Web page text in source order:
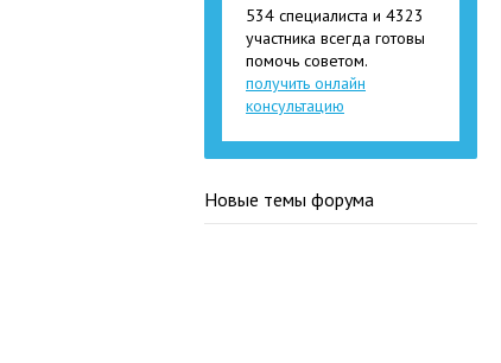
534 специалиста и 4323
участника всегда готовы
помочь советом.
получить онлайн
консультацию
Новые темы форума